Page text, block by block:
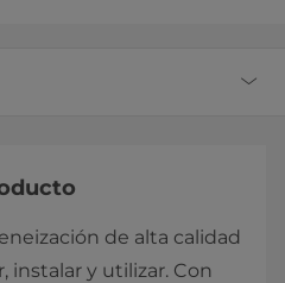
de alta calidad
instalar y utilizar. Con